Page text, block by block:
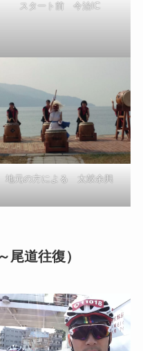
スタート前 今治IC
地元の方による 太鼓余興
道往復）